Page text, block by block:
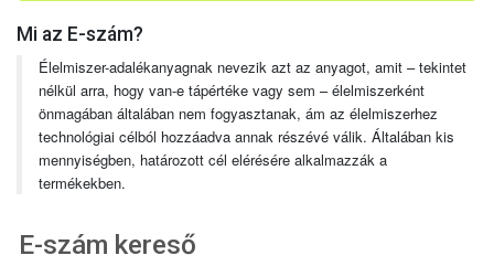
Mi az E-szám?
Élelmiszer-adalékanyagnak nevezik azt az anyagot, amit – tekintet
nélkül arra, hogy van-e tápértéke vagy sem – élelmiszerként
önmagában általában nem fogyasztanak, ám az élelmiszerhez
technológiai célból hozzáadva annak részévé válik. Általában kis
mennyiségben, határozott cél elérésére alkalmazzák a
termékekben.
E-szám kereső